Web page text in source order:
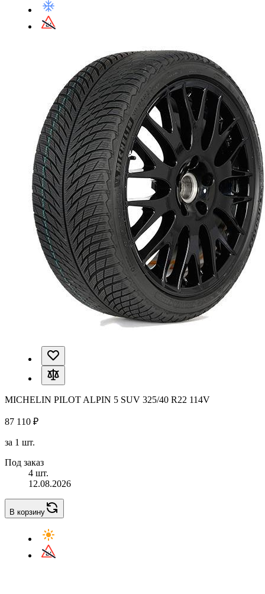
MICHELIN PILOT ALPIN 5 SUV 325/40 R22 114V
87 110 ₽
за 1 шт.
Под заказ
4 шт.
12.08.2026
В корзину